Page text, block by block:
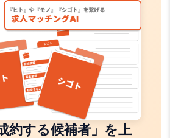
約する候補者」を上